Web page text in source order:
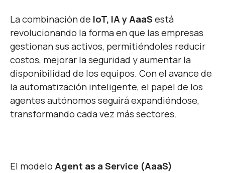
La combinación de IoT, IA y AaaS está
revolucionando la forma en que las empresas
gestionan sus activos, permitiéndoles reducir
costos, mejorar la seguridad y aumentar la
disponibilidad de los equipos. Con el avance de
la automatización inteligente, el papel de los
agentes autónomos seguirá expandiéndose,
transformando cada vez más sectores.
El modelo Agent as a Service (AaaS)